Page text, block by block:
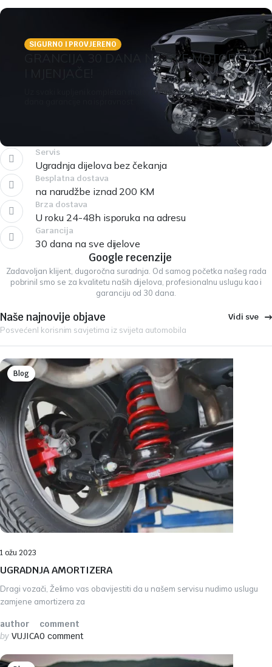
SIGURNO I PROVJERENO
GRANCIJA 30 DANA NA SVE MOTORE
Uz svaki kupljeni kompletan motor ili mjenjač dobijate 30
Servis
Ugradnja dijelova bez čekanja
Besplatna dostava
na narudžbe iznad 200 KM
Brza dostava
U roku 24-48h isporuka na adresu
Garancija
30 dana na sve dijelove
Google recenzije
Zadavoljan klijent, dugoročna suradnja. Od samog početka našeg rada
pobrinil smo se za kvalitetu naših dijelova, profesionalnu uslugu kao i
garanciju od 30 dana.
Naše najnovije objave
PosvećenI korisnim savjetima iz svijeta automobila
Vidi sve
Blog
1 ožu 2023
UGRADNJA AMORTIZERA
Dragi vozači, Želimo vas obavijestiti da u našem servisu nudimo uslugu
zamjene amortizera za
author
by VUJICA
comment
0 comment